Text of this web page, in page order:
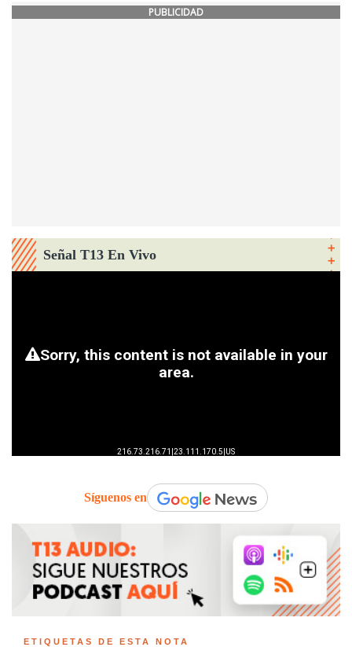
PUBLICIDAD
Señal T13 En Vivo
Síguenos en
ETIQUETAS DE ESTA NOTA